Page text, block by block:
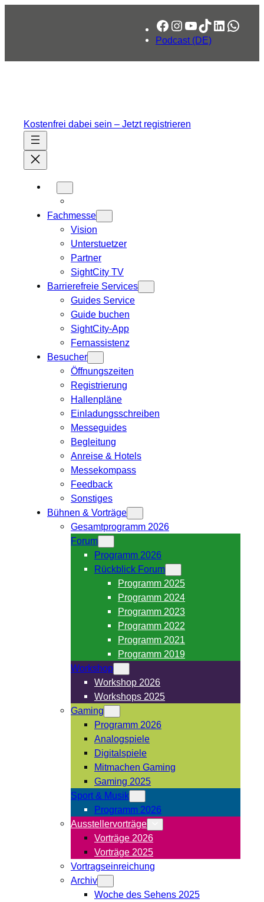
Facebook
Instagram
YouTube
TikTok
LinkedIn
Podcast (DE)
Kostenfrei dabei sein – Jetzt registrieren
Fachmesse
Vision
Unterstuetzer
Partner
SightCity TV
Barrierefreie Services
Guides Service
Guide buchen
SightCity-App
Fernassistenz
Besucher
Öffnungszeiten
Registrierung
Hallenpläne
Einladungsschreiben
Messeguides
Begleitung
Anreise & Hotels
Messekompass
Feedback
Sonstiges
Bühnen & Vorträge
Gesamtprogramm 2026
Forum
Programm 2026
Rückblick Forum
Programm 2025
Programm 2024
Programm 2023
Programm 2022
Programm 2021
Programm 2019
Workshop
Workshop 2026
Workshops 2025
Gaming
Programm 2026
Analogspiele
Digitalspiele
Mitmachen Gaming
Gaming 2025
Sport & Musik
Programm 2026
Ausstellervorträge
Vorträge 2026
Vorträge 2025
Vortragseinreichung
Archiv
Woche des Sehens 2025